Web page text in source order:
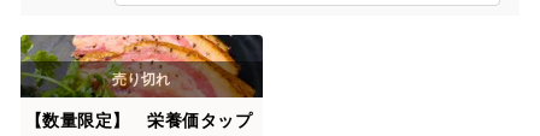
【数量限定】 栄養価タップ